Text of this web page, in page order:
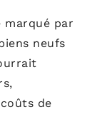
marqué par
neufs
de